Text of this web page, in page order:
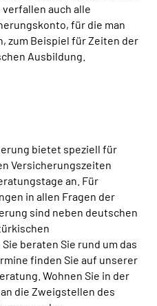
auch alle
für die man
zum Beispiel für Zeiten der
Ausbildung.
bietet speziell für
Versicherungszeiten
an. Für
in allen Fragen der
sind neben deutschen
beraten Sie rund um das
finden Sie auf unserer
Wohnen Sie in der
die Zweigstellen des